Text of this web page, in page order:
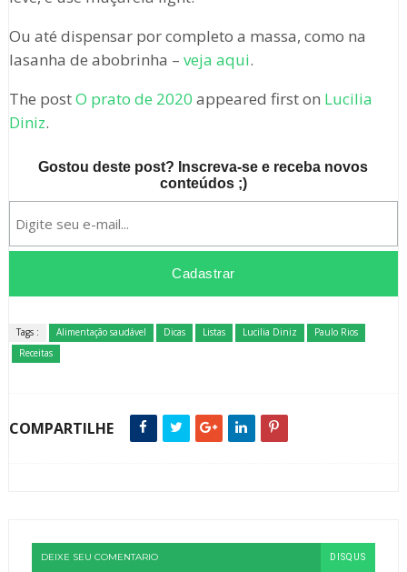
Ou até dispensar por completo a massa, como na
lasanha de abobrinha – veja aqui.
The postO prato de 2020 appeared first on Lucilia
Diniz.
Gostou deste post? Inscreva-se e receba novos
conteúdos ;)
Tags : Alimentação saudável Dicas Listas Lucilia Diniz
Paulo Rios
Receitas
COMPARTILHE
DEIXE SEU COMENTARIO DISQUS